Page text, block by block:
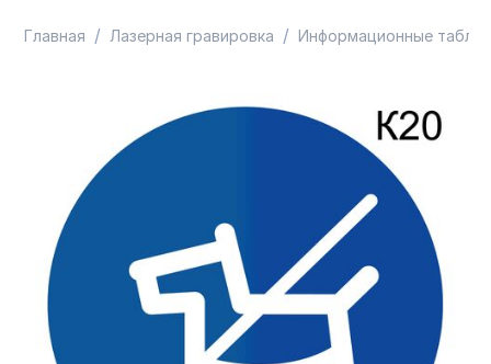
Главная / Лазерная гравировка / Информационные